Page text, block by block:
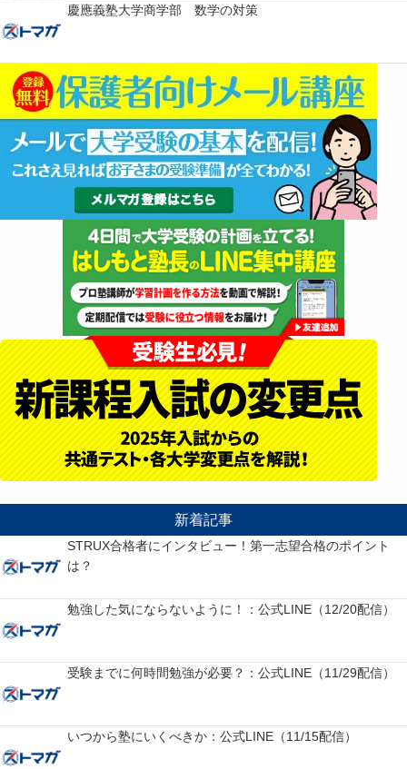
慶應義塾大学商学部 数学の対策
新着記事
STRUX合格者にインタビュー！第一志望合格のポイント
は？
勉強した気にならないように！：公式LINE（12/20配信）
受験までに何時間勉強が必要？：公式LINE（11/29配信）
いつから塾にいくべきか：公式LINE（11/15配信）